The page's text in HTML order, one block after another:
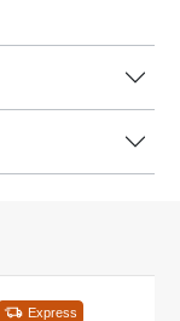
Express